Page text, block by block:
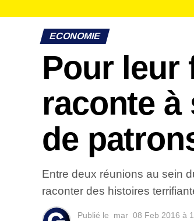
ECONOMIE
Pour leur
raconte
de
Entre deux réunions au sein
raconter des histoires
Publié le mar 08 Feb 2016 à